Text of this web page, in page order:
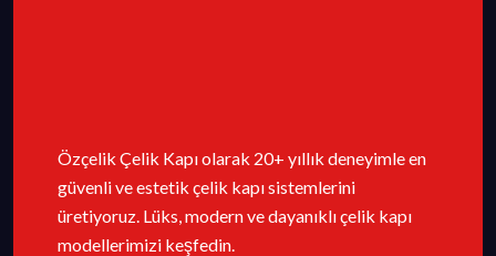
Özçelik Çelik Kapı olarak 20+ yıllık deneyimle en
güvenli ve estetik çelik kapı sistemlerini
üretiyoruz. Lüks, modern ve dayanıklı çelik kapı
modellerimizi keşfedin.